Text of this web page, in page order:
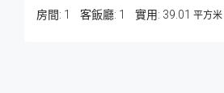
房間: 1 客飯廳: 1 39.01 平方米